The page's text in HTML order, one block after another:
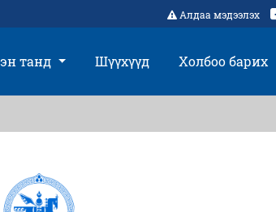
Алдаа мэдээлэх
танд Шүүхүүд Холбоо барих